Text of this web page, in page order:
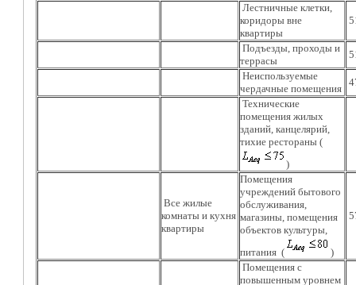
Лестничные клетки,
коридоры вне
квартиры
Подъезды, проходы и
террасы
Неиспользуемые
чердачные помещения
Технические
помещения жилых
зданий, канцелярий,
тихие рестораны (
)
Все жилые
комнаты и кухня
квартиры
Помещения
учреждений бытового
обслуживания,
магазины, помещения
объектов культуры,
питания (
)
Помещения с
повышенным уровнем